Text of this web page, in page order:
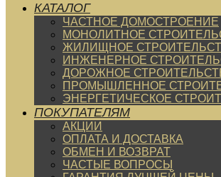
КАТАЛОГ
ЧАСТНОЕ ДОМОСТРОЕНИЕ
МОНОЛИТНОЕ
ЖИЛИЩНОЕ
ИНЖЕНЕРНОЕ
ДОРОЖНОЕ
ПРОМЫШЛЕННОЕ
ЭНЕРГЕТИЧЕСКОЕ
ПОКУПАТЕЛЯМ
АКЦИИ
ОПЛАТА И ДОСТАВКА
ОБМЕН И ВОЗВРАТ
ЧАСТЫЕ ВОПРОСЫ